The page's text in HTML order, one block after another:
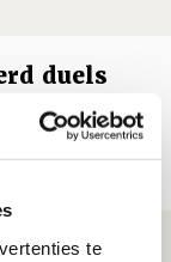
te
duels
opzij en